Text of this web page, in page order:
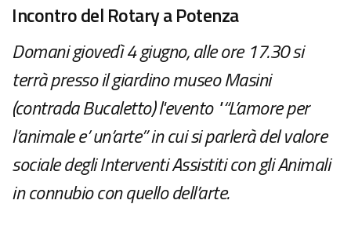
Incontro del Rotary a Potenza
Domani giovedì 4 giugno, alle ore 17.30 si
terrà presso il giardino museo Masini
(contrada Bucaletto) l'evento "“L’amore per
l’animale e’ un’arte” in cui si parlerà del valore
sociale degli Interventi Assistiti con gli Animali
in connubio con quello dell’arte.